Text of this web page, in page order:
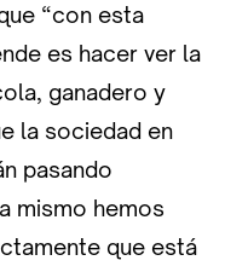
“con esta
es hacer ver la
ganadero y
la sociedad en
pasando
mismo hemos
que está